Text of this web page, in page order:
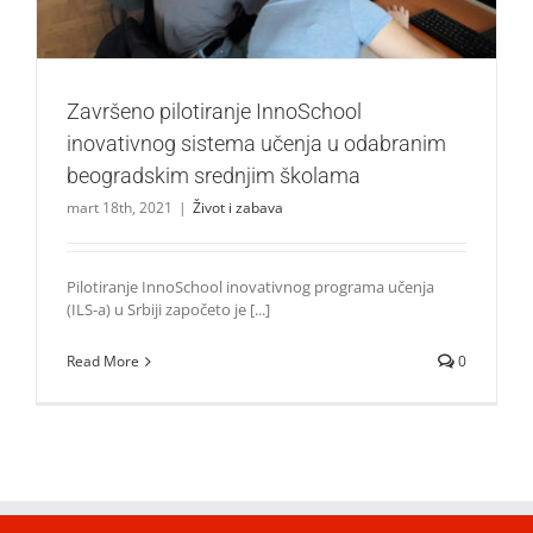
Završeno pilotiranje InnoSchool
inovativnog sistema učenja u odabranim
beogradskim srednjim školama
mart 18th, 2021 | Život i zabava
Pilotiranje InnoSchool inovativnog programa učenja
(ILS-a) u Srbiji započeto je [...]
Read More 0